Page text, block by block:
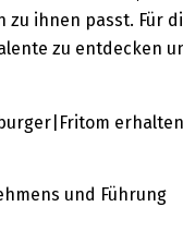
zu ihnen passt. Für
zu entdecken
und Führung